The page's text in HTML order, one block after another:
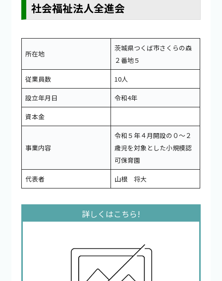
社会福祉法人全進会
所在地
茨城県つくば市さくらの森
２番地５
従業員数
10人
設立年月日
令和4年
資本金
事業内容
令和５年４月開設の０～２
歳児を対象とした小規模認
可保育園
代表者
山根 将大